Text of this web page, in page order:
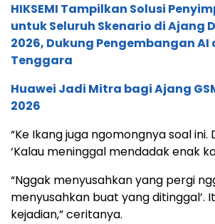
HIKSEMI Tampilkan Solusi
untuk Seluruh Skenario di Ajang
2026, Dukung Pengembangan AI
Tenggara
Huawei Jadi Mitra bagi Ajang
2026
“Ke Ikang juga ngomongnya soal ini.
‘Kalau meninggal mendadak enak
“Nggak menyusahkan yang pergi
menyusahkan buat yang ditinggal’.
kejadian,” ceritanya.